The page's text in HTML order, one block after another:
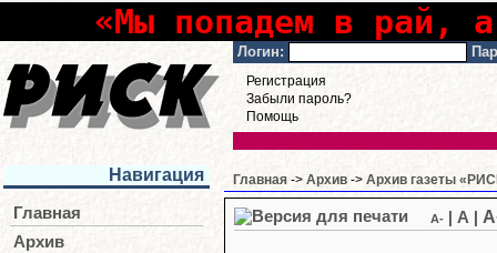
«Мы попадем в рай,
Логин:
Регистрация
Забыли пароль?
Помощь
Навигация
Главная
Архив
Главная -> Архив -> Архив газеты
A- A